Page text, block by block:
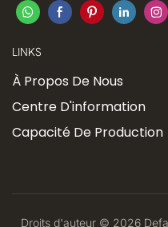
LINKS
À Propos De Nous
Centre D'information
Capacité De Production
Droits d'auteur © 2026